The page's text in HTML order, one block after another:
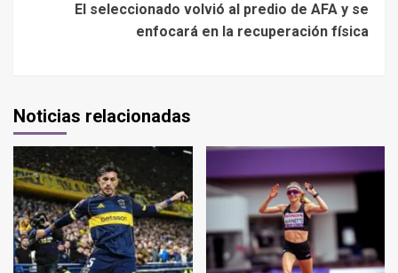
El seleccionado volvió al predio de AFA y se
enfocará en la recuperación física
Noticias relacionadas